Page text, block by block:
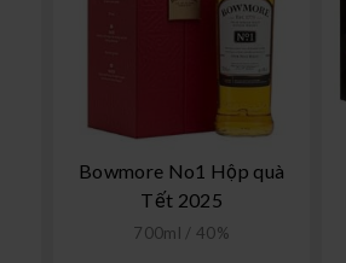
Bowmore No1 Hộp quà
Tết 2025
700ml / 40%